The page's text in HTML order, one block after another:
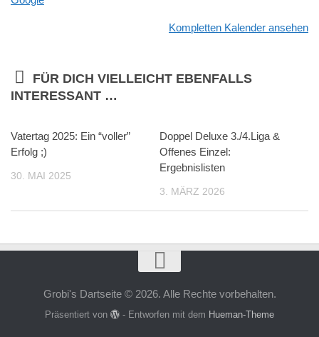
Kompletten Kalender ansehen
FÜR DICH VIELLEICHT EBENFALLS
INTERESSANT …
Vatertag 2025: Ein “voller”
Erfolg ;)
30. MAI 2025
Doppel Deluxe 3./4.Liga &
Offenes Einzel:
Ergebnislisten
3. MÄRZ 2026
Grobi's Dartseite © 2026. Alle Rechte vorbehalten.
Präsentiert von - Entworfen mit dem Hueman-Theme